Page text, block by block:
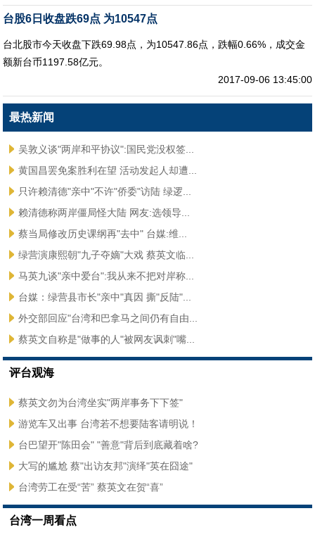
台股6日收盘跌69点 为10547点
台北股市今天收盘下跌69.98点，为10547.86点，跌幅0.66%，成交金
额新台币1197.58亿元。
2017-09-06 13:45:00
最热新闻
吴敦义谈"两岸和平协议":国民党没权签...
黄国昌罢免案胜利在望 活动发起人却遭...
只许赖清德"亲中"不许"侨委"访陆 绿逻...
赖清德称两岸僵局怪大陆 网友:选领导...
蔡当局修改历史课纲再"去中" 台媒:维...
绿营演康熙朝"九子夺嫡"大戏 蔡英文临...
马英九谈"亲中爱台":我从来不把对岸称...
台媒：绿营县市长"亲中"真因 撕"反陆"...
外交部回应"台湾和巴拿马之间仍有自由...
蔡英文自称是"做事的人"被网友讽刺"嘴...
评台观海
蔡英文勿为台湾坐实"两岸事务下下签"
游览车又出事 台湾若不想要陆客请明说！
台巴望开"陈田会" "善意"背后到底藏着啥?
大写的尴尬 蔡"出访友邦"演绎"英在囧途"
台湾劳工在受“苦” 蔡英文在贺“喜”
台湾一周看点